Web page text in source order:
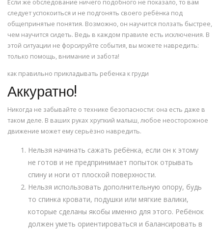
Если же обследование ничего подобного не показало, то вам
следует успокоиться и не подгонять своего ребёнка под
общепринятые понятия. Возможно, он научится ползать быстрее,
чем научится сидеть. Ведь в каждом правиле есть исключения. В
этой ситуации не форсируйте события, вы можете навредить:
только помощь, внимание и забота!
как правильно прикладывать ребенка к груди
Аккуратно!
Никогда не забывайте о технике безопасности: она есть даже в
таком деле. В ваших руках хрупкий малыш, любое неосторожное
движение может ему серьёзно навредить.
Нельзя начинать сажать ребёнка, если он к этому
не готов и не предпринимает попыток отрывать
спину и ноги от плоской поверхности.
Нельзя использовать дополнительную опору, будь
то спинка кровати, подушки или мягкие валики,
которые сделаны якобы именно для этого. Ребёнок
должен уметь ориентироваться и балансировать в